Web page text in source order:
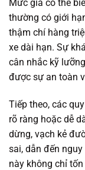
Mức giá có thể
thường có giới
thậm chí hàng
xe dài hạn. Sự
cân nhắc kỹ
được sự an toàn
Tiếp theo, các
rõ ràng hoặc dễ
dừng, vạch kẻ
sai, dẫn đến
này không chỉ